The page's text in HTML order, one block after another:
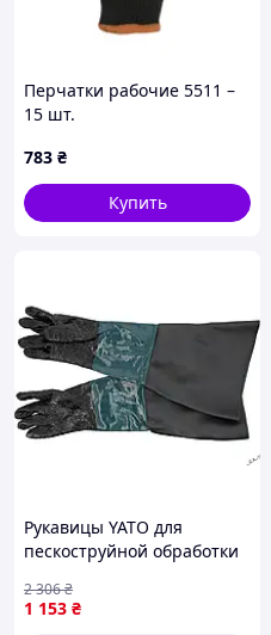
Перчатки рабочие 5511 –
15 шт.
783 ₴
Купить
Рукавицы YATO для
пескоструйной обработки
подходят для защиты рук
при работе
1 153 ₴
2 306₴